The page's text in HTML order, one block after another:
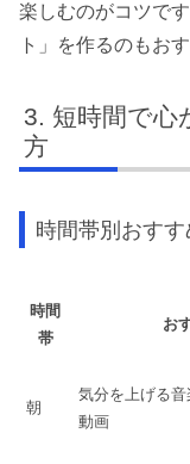
楽しむのがコツで
ト」を作るのもお
短時間で心
方
時間帯別おす
時間
帯
お
朝
気分を上げる
動画